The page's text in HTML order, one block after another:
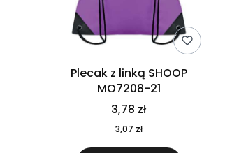
Plecak z linką SHOOP
MO7208-21
3,78 zł
3,07 zł